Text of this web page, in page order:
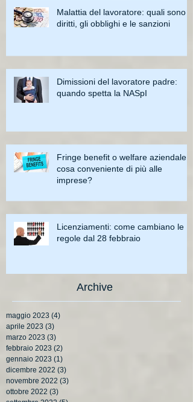
Malattia del lavoratore: quali sono i
diritti, gli obblighi e le sanzioni
Dimissioni del lavoratore padre:
quando spetta la NASpI
Fringe benefit o welfare aziendale:
cosa conveniente di più alle
imprese?
Licenziamenti: come cambiano le
regole dal 28 febbraio
Archive
maggio 2023 (4)
aprile 2023 (3)
marzo 2023 (3)
febbraio 2023 (2)
gennaio 2023 (1)
dicembre 2022 (3)
novembre 2022 (3)
ottobre 2022 (3)